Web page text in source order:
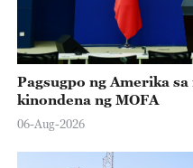
Pagsugpo ng Amerika
kinondena ng MOFA
06-Aug-2026